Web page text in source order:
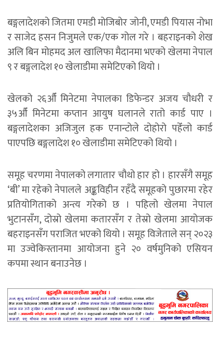
बङ्गलादेशको जितमा एमडी मोजिबोर जोनी, एमडी पियास नोभा
र साजेद हसन निजुमले एक/एक गोल गरे । बहराइनको शेख
अलि बिन मोहमद अल खालिफा मैदानमा भएको खेलमा नेपाल
९ र बङ्गलादेश १० खेलाडीमा समेटिएको थियो ।
खेलको २६औँ मिनेटमा नेपालका डिफेन्डर अजय चौधरी र
३५औँ मिनेटमा कप्तान आयुष घलानले रातो कार्ड पाए ।
बङ्गलादेशका अजिजुल हक एनान्टोले दोहोरो पहेँलो कार्ड
पाएपछि बङ्गलादेश १० खेलाडीमा समेटिएको थियो ।
समूह चरणमा नेपालको लगातार चौथो हार हो । हारसँगै समूह
‘बी’ मा रहेको नेपालले अङ्कविहीन रहँदै समूहको पुछारमा रहेर
प्रतियोगिताको अन्त्य गरेको छ । पहिलो खेलमा नेपाल
भुटानसँग, दोस्रो खेलमा कतारसँग र तेस्रो खेलमा आयोजक
बहराइनसँग पराजित भएको थियो । समूह विजेताले सन् २०२३
मा उज्वेकिस्तानमा आयोजना हुने २० वर्षमुनिको एसियन
कपमा स्थान बनाउनेछ ।